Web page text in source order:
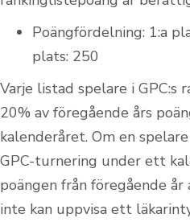
Poängfördelning: 1:a
plats: 250
Varje listad spelare i GPC:s
20% av föregående års
kalenderåret. Om en
GPC-turnering under ett
poängen från föregående
inte kan uppvisa ett